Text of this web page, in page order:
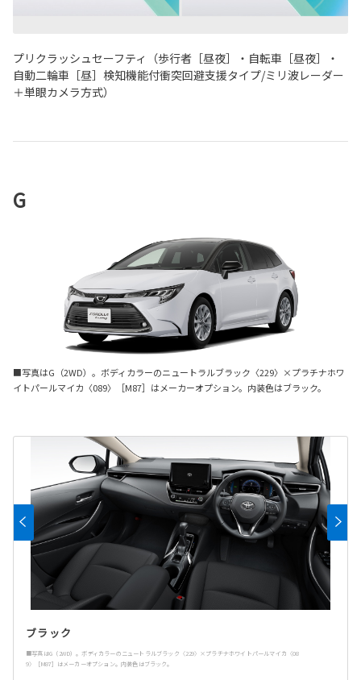
プリクラッシュセーフティ（歩行者［昼夜］・自転車［昼夜］・
自動二輪車［昼］検知機能付衝突回避支援タイプ/ミリ波レーダー
＋単眼カメラ方式）
G
■写真はG（2WD）。ボディカラーのニュートラルブラック〈229〉×プラチナホワ
イトパールマイカ〈089〉［M87］はメーカーオプション。内装色はブラック。
ブラック
■写真はG（2WD）。ボディカラーのニュートラルブラック〈229〉×プラチナホワイトパールマイカ〈08
9〉［M87］はメーカーオプション。内装色はブラック。